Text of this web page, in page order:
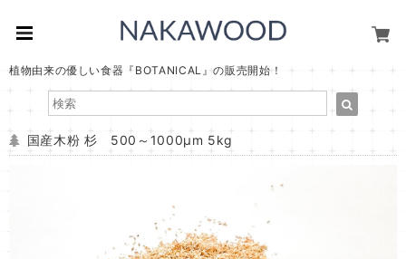
植物由来の優しい食器『BOTANICAL』の販売開始！
国産木粉 杉 500～1000μm 5kg